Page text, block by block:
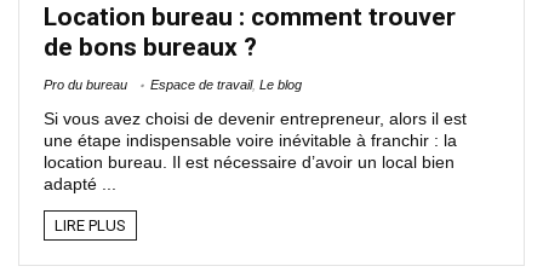
Location bureau : comment trouver
de bons bureaux ?
Pro du bureau Espace de travail, Le blog
Si vous avez choisi de devenir entrepreneur, alors il est
une étape indispensable voire inévitable à franchir : la
location bureau. Il est nécessaire d’avoir un local bien
adapté ...
LIRE PLUS